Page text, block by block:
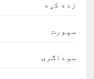
زده کړه
سپورت
سوداګرۍ